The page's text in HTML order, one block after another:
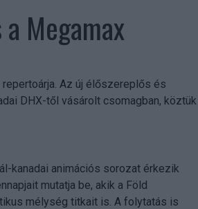
Megamax
Az új élőszereplős és
DHX-től vásárolt csomagban, köztük
kanadai animációs sorozat érkezik
mutatja be, akik a Föld
mélység titkait is. A folytatás is